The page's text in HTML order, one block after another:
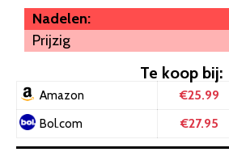
Nadelen:
Prijzig
Te koop bij:
Amazon €25.99
Bol.com €27.95